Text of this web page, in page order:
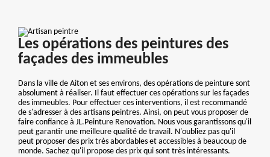
Les opérations des peintures des
façades des immeubles
Dans la ville de Aiton et ses environs, des opérations de peinture sont
absolument à réaliser. Il faut effectuer ces opérations sur les façades
des immeubles. Pour effectuer ces interventions, il est recommandé
de s'adresser à des artisans peintres. Ainsi, on peut vous proposer de
faire confiance à JL.Peinture Renovation. Nous vous garantissons qu'il
peut garantir une meilleure qualité de travail. N'oubliez pas qu'il
peut proposer des prix très abordables et accessibles à beaucoup de
monde. Sachez qu'il propose des prix qui sont très intéressants.